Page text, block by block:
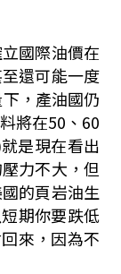
國際油價在
還可能一度
，產油國仍
將在50、60
是現在看出
力不大，但
的頁岩油生
期你要跌低
來，因為不